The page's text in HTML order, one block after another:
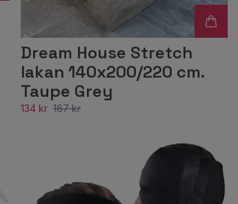
Dream House Stretch
lakan 140x200/220 cm.
Taupe Grey
134 kr 167 kr